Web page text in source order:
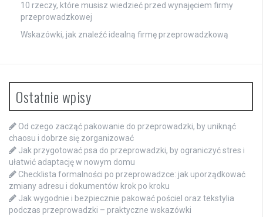
10 rzeczy, które musisz wiedzieć przed wynajęciem firmy
przeprowadzkowej
Wskazówki, jak znaleźć idealną firmę przeprowadzkową
Ostatnie wpisy
Od czego zacząć pakowanie do przeprowadzki, by uniknąć
chaosu i dobrze się zorganizować
Jak przygotować psa do przeprowadzki, by ograniczyć stres i
ułatwić adaptację w nowym domu
Checklista formalności po przeprowadzce: jak uporządkować
zmiany adresu i dokumentów krok po kroku
Jak wygodnie i bezpiecznie pakować pościel oraz tekstylia
podczas przeprowadzki – praktyczne wskazówki